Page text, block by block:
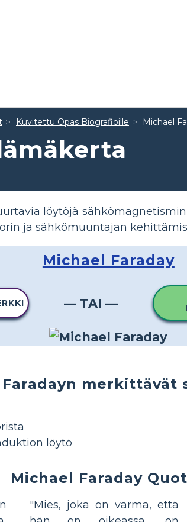
Kuvitettu Opas Biografioille Michael
löytöjä
ja sähkömuuntajan
Michael Faraday
— TAI —
merkittävät
löytö
Michael Faraday
"Mies, joka on varma, että